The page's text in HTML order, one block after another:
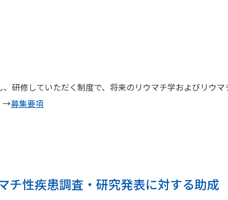
研修していただく制度で、将来のリウマチ学およびリウ
→募集要項
チ性疾患調査・研究発表に対する助成